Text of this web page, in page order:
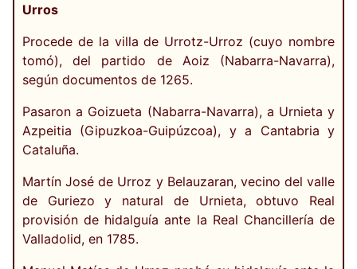
Urros
Procede de la villa de Urrotz-Urroz (cuyo nombre
tomó), del partido de Aoiz (Nabarra-Navarra),
según documentos de 1265.
Pasaron a Goizueta (Nabarra-Navarra), a Urnieta y
Azpeitia (Gipuzkoa-Guipúzcoa), y a Cantabria y
Cataluña.
Martín José de Urroz y Belauzaran, vecino del valle
de Guriezo y natural de Urnieta, obtuvo Real
provisión de hidalguía ante la Real Chancillería de
Valladolid, en 1785.